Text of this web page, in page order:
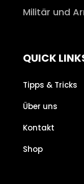
Militär und
QUICK
Tipps & Tricks
Über uns
Kontakt
Shop